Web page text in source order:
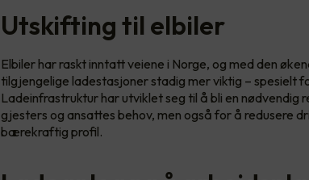
Utskifting til elbiler
Elbiler har raskt inntatt veiene i Norge, og med den
tilgjengelige ladestasjoner stadig mer viktig – spesielt
Ladeinfrastruktur har utviklet seg til å bli en nødvendig
gjesters og ansattes behov, men også for å redusere
bærekraftig profil.